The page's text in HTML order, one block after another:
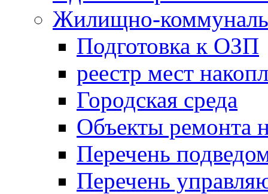
Жилищно-
Подготовка к ОЗП
реестр мест
Городская среда
Объекты ремонта
Перечень
Перечень